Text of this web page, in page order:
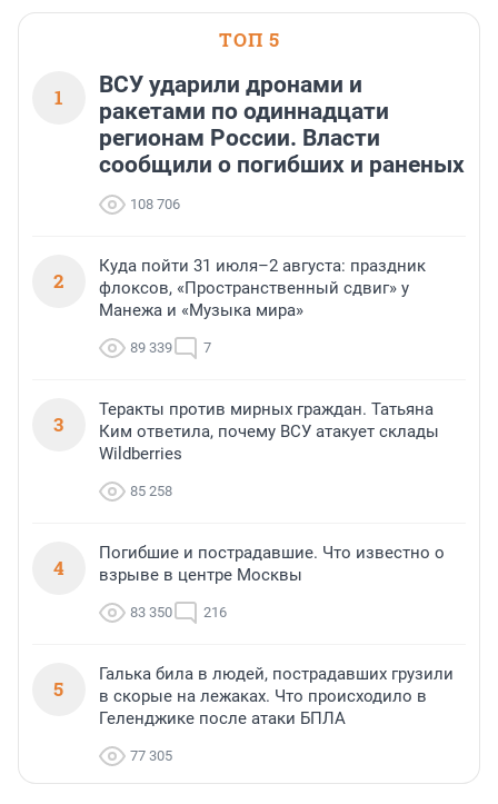
ТОП 5
1
ВСУ ударили дронами и
ракетами по одиннадцати
регионам России. Власти
сообщили о погибших и раненых
108 706
2
Куда пойти 31 июля–2 августа: праздник
флоксов, «Пространственный сдвиг» у
Манежа и «Музыка мира»
89 339 7
3
Теракты против мирных граждан. Татьяна
Ким ответила, почему ВСУ атакует склады
Wildberries
85 258
4
Погибшие и пострадавшие. Что известно о
взрыве в центре Москвы
83 350 216
5
Галька била в людей, пострадавших грузили
в скорые на лежаках. Что происходило в
Геленджике после атаки БПЛА
77 305